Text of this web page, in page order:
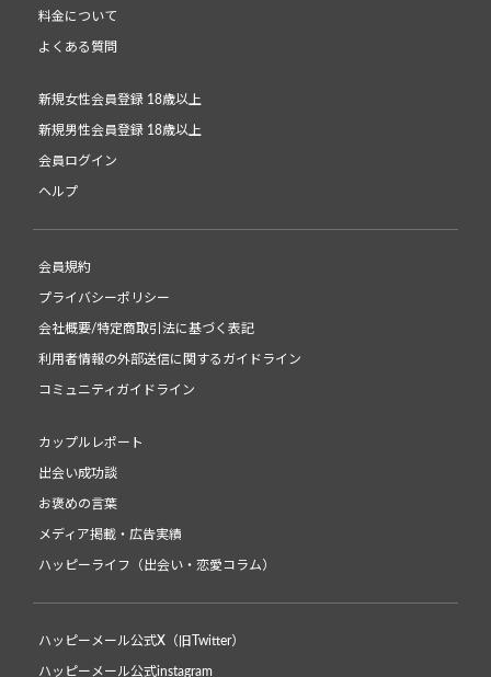
料金について
よくある質問
新規女性会員登録 18歳以上
新規男性会員登録 18歳以上
会員ログイン
ヘルプ
会員規約
プライバシーポリシー
会社概要/特定商取引法に基づく表記
利用者情報の外部送信に関するガイドライン
コミュニティガイドライン
カップルレポート
出会い成功談
お褒めの言葉
メディア掲載・広告実績
ハッピーライフ（出会い・恋愛コラム）
ハッピーメール公式X（旧Twitter）
ハッピーメール公式instagram